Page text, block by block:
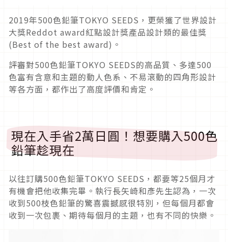
2019年500色鉛筆TOKYO SEEDS，更榮獲了世界設計
大獎Reddot award紅點設計獎產品設計類的最佳獎
(Best of the best award)。
評審對500色鉛筆TOKYO SEEDS的高品質、多達500
色富有含意和主題的動人色系、不易滾動的四角形設計
等各方面，都作出了高度評價和肯定。
現在入手省2萬日圓！想要購入500色
鉛筆趁現在
以往訂購500色鉛筆TOKYO SEEDS，都要等25個月才
有機會把他收集完畢。執行長矢崎和彥先生認為，一次
收到500枝色鉛筆的驚喜震撼感很特別，但每個月都會
收到一次包裹、期待每個月的主題，也有不同的快樂。